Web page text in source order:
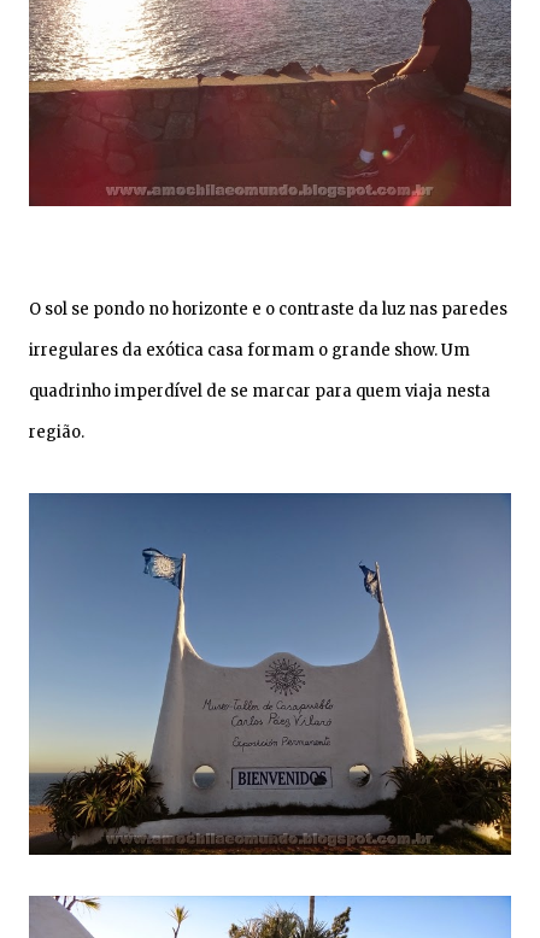
O sol se pondo no horizonte e o contraste da luz nas paredes
irregulares da exótica casa formam o grande show. Um
quadrinho imperdível de se marcar para quem viaja nesta
região.